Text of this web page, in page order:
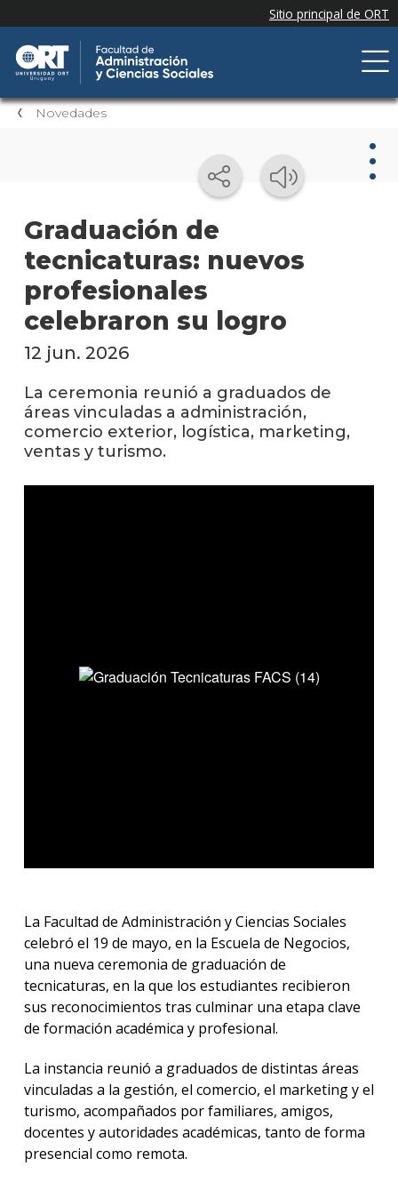
Novedades
Graduación de
tecnicaturas: nuevos
profesionales
celebraron su logro
La
12 jun. 2026
La ceremonia reunió a graduados de
áreas vinculadas a administración,
comercio exterior, logística, marketing,
ventas y turismo.
La Facultad de Administración y Ciencias Sociales
celebró el 19 de mayo, en la Escuela de Negocios,
una nueva ceremonia de graduación de
tecnicaturas, en la que los estudiantes recibieron
sus reconocimientos tras culminar una etapa clave
de formación académica y profesional.
La instancia reunió a graduados de distintas áreas
vinculadas a la gestión, el comercio, el marketing y el
turismo, acompañados por familiares, amigos,
docentes y autoridades académicas, tanto de forma
presencial como remota.